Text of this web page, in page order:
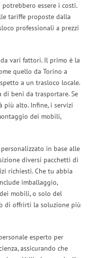
essere i costi.
tariffe proposte dalla
professionali a prezzi
vari fattori. Il primo è la
quello da Torino a
a un trasloco locale.
beni da trasportare. Se
più alto. Infine, i servizi
dei mobili,
in base alle
diversi pacchetti di
richiesti. Che tu abbia
imballaggio,
mobili, o solo del
di offrirti la soluzione più
esperto per
assicurando che